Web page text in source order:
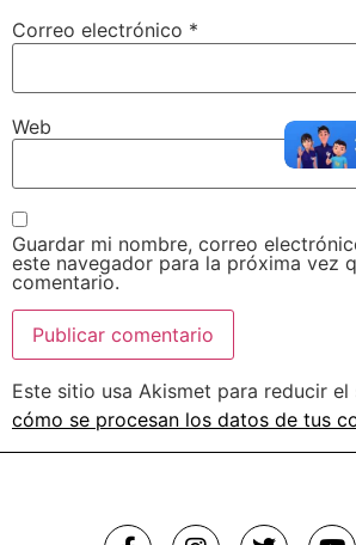
Correo electrónico *
Web
Guardar mi nombre, correo
este navegador para la próxima vez
comentario.
Este sitio usa Akismet para reducir el
cómo se procesan los datos de tus